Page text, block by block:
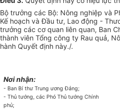
Bộ trưởng các Bộ: Nông nghiệp và
Kế hoạch và Đầu tư, Lao động -
trưởng các cơ quan liên quan, Ban
thành viên Tổng công ty Rau quả,
hành Quyết định này./.
Nơi nhận:
- Ban Bí thư Trung ương Đảng;
- Thủ tướng, các Phó Thủ tướng Chính
phủ;